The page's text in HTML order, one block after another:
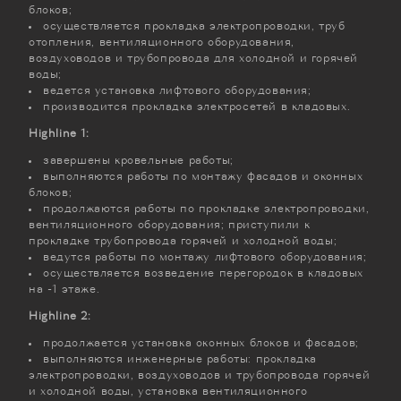
блоков;
осуществляется прокладка электропроводки, труб
отопления, вентиляционного оборудования,
воздуховодов и трубопровода для холодной и горячей
воды;
ведется установка лифтового оборудования;
производится прокладка электросетей в кладовых.
Highline 1:
завершены кровельные работы;
выполняются работы по монтажу фасадов и оконных
блоков;
продолжаются работы по прокладке электропроводки,
вентиляционного оборудования; приступили к
прокладке трубопровода горячей и холодной воды;
ведутся работы по монтажу лифтового оборудования;
осуществляется возведение перегородок в кладовых
на -1 этаже.
Highline 2:
продолжается установка оконных блоков и фасадов;
выполняются инженерные работы: прокладка
электропроводки, воздуховодов и трубопровода горячей
и холодной воды, установка вентиляционного